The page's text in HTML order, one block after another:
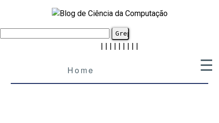
Home
| | | | | | | | |
☰